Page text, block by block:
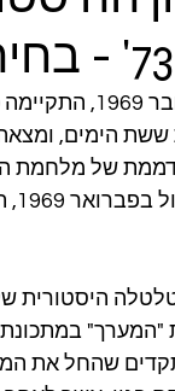
מערכת הבחירות לכנסת
ששת הימים,
של מלחמת
רקע
היסטורית של